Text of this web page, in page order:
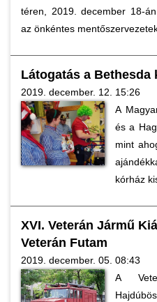
téren, 2019. december 18-
az önkéntes
Látogatás a Bethesda
2019. december. 12. 15:26
A
és a
mint
kórház
XVI. Veterán Jármű
Veterán Futam
2019. december. 05. 08:43
A